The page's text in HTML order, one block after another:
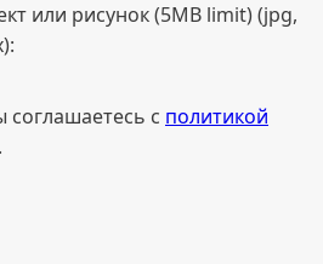
или рисунок (5MB limit) (jpg,
с политикой
.